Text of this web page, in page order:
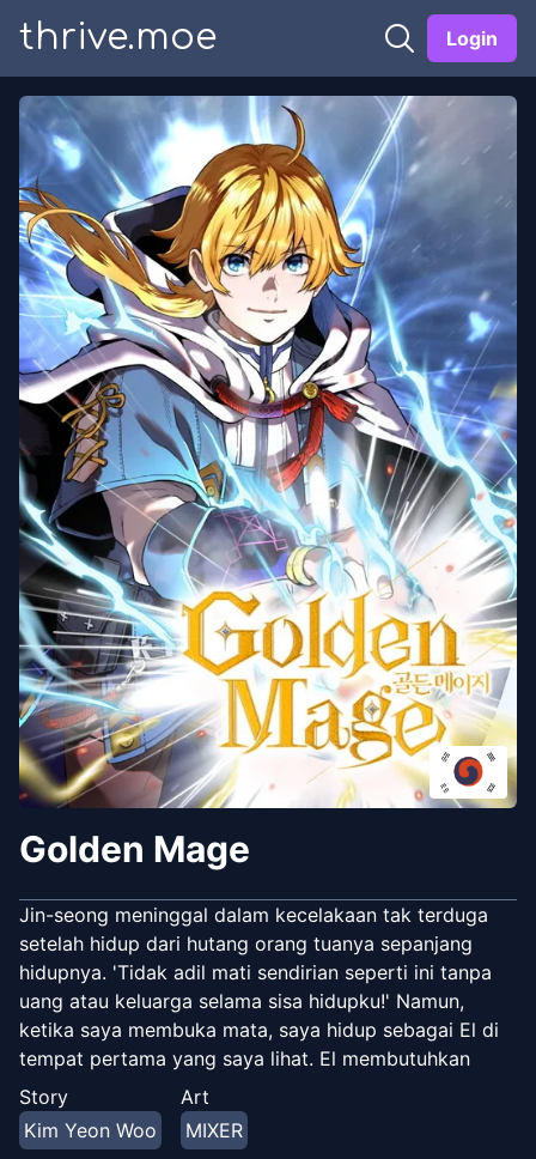
thrive.moe Login
Golden Mage
Jin-seong meninggal dalam kecelakaan tak terduga
setelah hidup dari hutang orang tuanya sepanjang
hidupnya. 'Tidak adil mati sendirian seperti ini tanpa
uang atau keluarga selama sisa hidupku!' Namun,
ketika saya membuka mata, saya hidup sebagai El di
tempat pertama yang saya lihat. El membutuhkan
kekuatan dan uang untuk melindungi keluarga yang
dia miliki dalam hidup ini. 'Aku akan menjadi penyihir
terhebat dan mendapatkan keduanya.' Dengan
Story
Kim Yeon Woo
Art
MIXER